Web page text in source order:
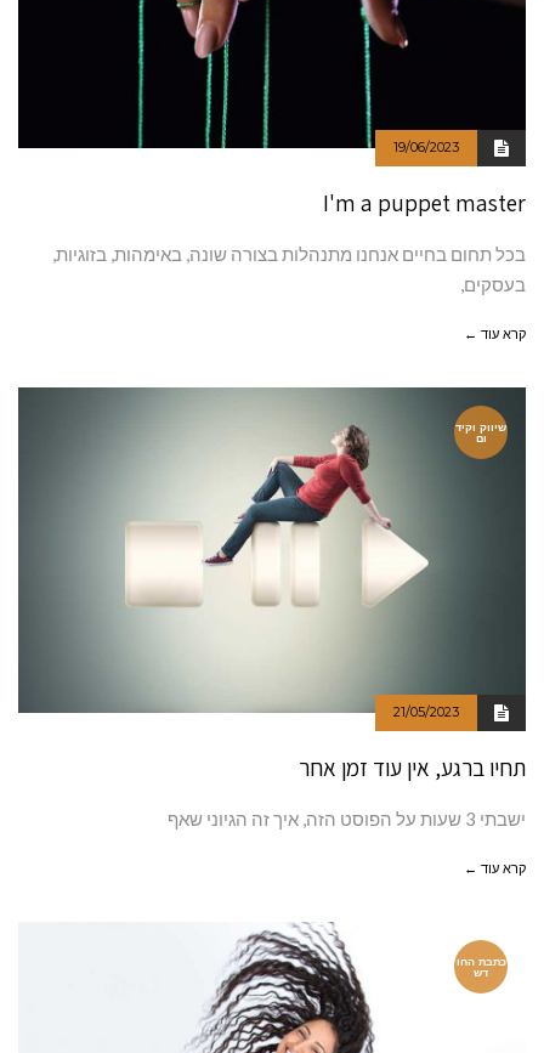
19/06/2023
I'm a puppet master
בכל תחום בחיים אנחנו מתנהלות בצורה שונה, באימהות, בזוגיות,
בעסקים,
קרא עוד ←
שיווק וקיד
ום
21/05/2023
תחיו ברגע, אין עוד זמן אחר
ישבתי 3 שעות על הפוסט הזה, איך זה הגיוני שאף
קרא עוד ←
כתבת החו
דש